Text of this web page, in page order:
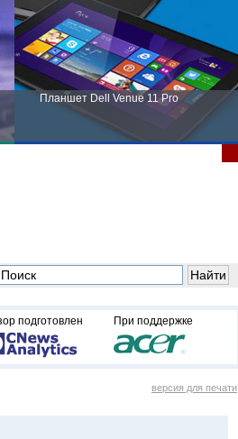
Планшет Dell Venue 11 Pro
подготовлен При поддержке
версия для печати